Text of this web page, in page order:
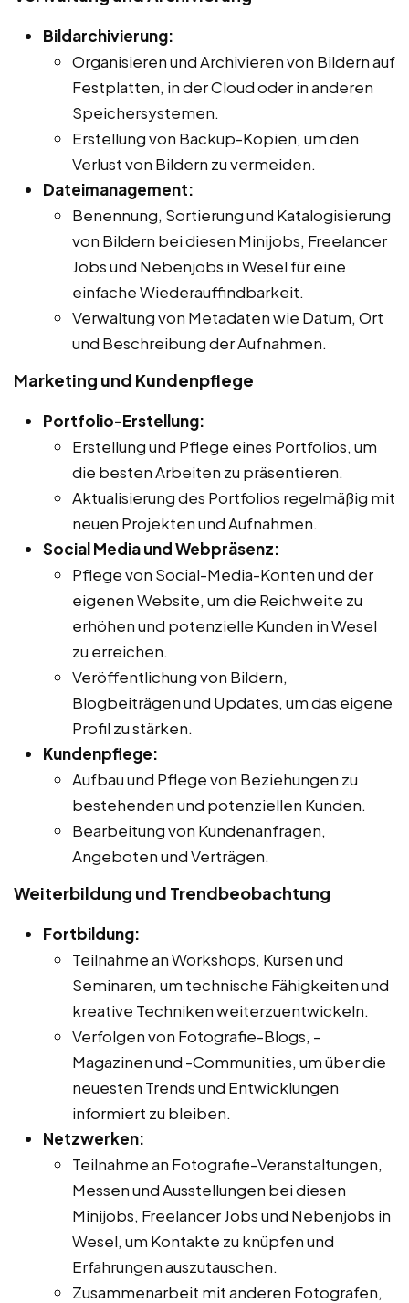
Bildarchivierung:
Organisieren und Archivieren von Bildern auf
Festplatten, in der Cloud oder in anderen
Speichersystemen.
Erstellung von Backup-Kopien, um den
Verlust von Bildern zu vermeiden.
Dateimanagement:
Benennung, Sortierung und Katalogisierung
von Bildern bei diesen Minijobs, Freelancer
Jobs und Nebenjobs in Wesel für eine
einfache Wiederauffindbarkeit.
Verwaltung von Metadaten wie Datum, Ort
und Beschreibung der Aufnahmen.
Marketing und Kundenpflege
Portfolio-Erstellung:
Erstellung und Pflege eines Portfolios, um
die besten Arbeiten zu präsentieren.
Aktualisierung des Portfolios regelmäßig mit
neuen Projekten und Aufnahmen.
Social Media und Webpräsenz:
Pflege von Social-Media-Konten und der
eigenen Website, um die Reichweite zu
erhöhen und potenzielle Kunden in Wesel
zu erreichen.
Veröffentlichung von Bildern,
Blogbeiträgen und Updates, um das eigene
Profil zu stärken.
Kundenpflege:
Aufbau und Pflege von Beziehungen zu
bestehenden und potenziellen Kunden.
Bearbeitung von Kundenanfragen,
Angeboten und Verträgen.
Weiterbildung und Trendbeobachtung
Fortbildung:
Teilnahme an Workshops, Kursen und
Seminaren, um technische Fähigkeiten und
kreative Techniken weiterzuentwickeln.
Verfolgen von Fotografie-Blogs, -
Magazinen und -Communities, um über die
neuesten Trends und Entwicklungen
informiert zu bleiben.
Netzwerken:
Teilnahme an Fotografie-Veranstaltungen,
Messen und Ausstellungen bei diesen
Minijobs, Freelancer Jobs und Nebenjobs in
Wesel, um Kontakte zu knüpfen und
Erfahrungen auszutauschen.
Zusammenarbeit mit anderen Fotografen,